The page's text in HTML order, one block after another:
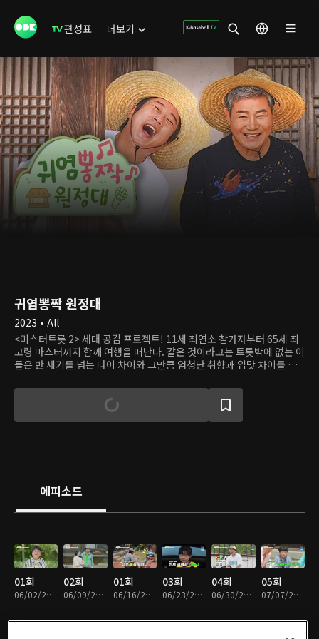
편성표 더보기
귀염뽕짝 원정대
2023 • All
<미스터트롯 2> 세대 공감 프로젝트! 11세 최연소 참가자부터 65세 최
고령 마스터까지 함께 여행을 떠난다. 같은 것이라고는 트롯밖에 없는 이
들은 반 세기를 넘는 나이 차이와 그만큼 엄청난 취향과 입맛 차이를 극
에피소드
01회
06/02/2023 • 1시간 35분
02회
06/09/2023 • 1시간 33분
01회
06/16/2023 • 1시간 12분
03회
06/23/2023 • 1시간 32분
04회
06/30/2023 • 1시간 36분
05회
07/07/2023 • 1시간 32분